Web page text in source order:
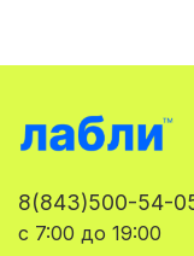
8(843)500-54-
с 7:00 до 19:00